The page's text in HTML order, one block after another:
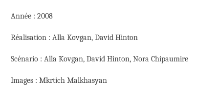
Année : 2008
Réalisation : Alla Kovgan, David Hinton
Scénario : Alla Kovgan, David Hinton, Nora Chipaumire
Images : Mkrtich Malkhasyan